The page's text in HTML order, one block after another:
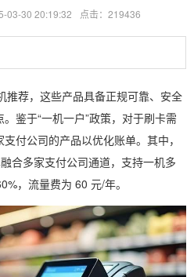
03-30 20:19:32 点击：219436
推荐，这些产品具备正规可靠、安全
鉴于“一机一户”政策，对于刷卡需
付公司的产品以优化账单。其中，
合多家支付公司通道，支持一机多
，流量费为 60 元/年。